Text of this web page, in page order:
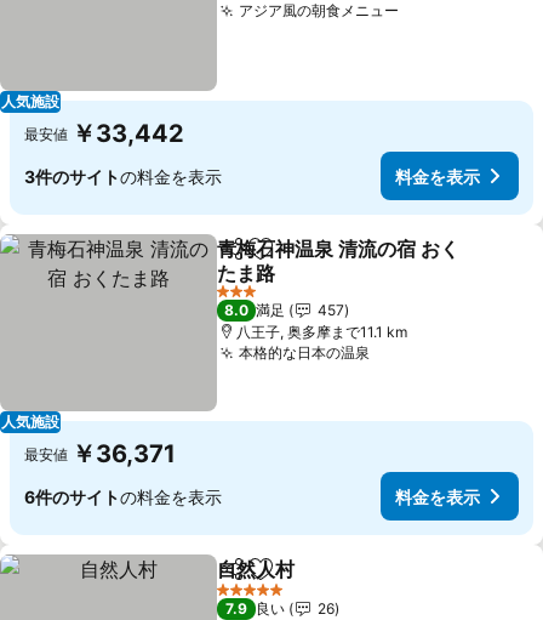
人気施設
アジア風の朝食メニュー
最安値 ￥33,442
3件のサイトの料金を表示 料金を表示
人気施設
シェアお気に入りに追加
青梅石神温泉 清流の宿 おく
たま路
料金を表示
3 ホテルのランク
8.0 満足
457
八王子, 奥多摩まで11.1 km
本格的な日本の温泉料金を表示
最安値 ￥36,371
6件のサイトの料金を表示 料金を表示
シェアお気に入りに追加
自然人村
5 ホテルのランク
7.9 良い
26